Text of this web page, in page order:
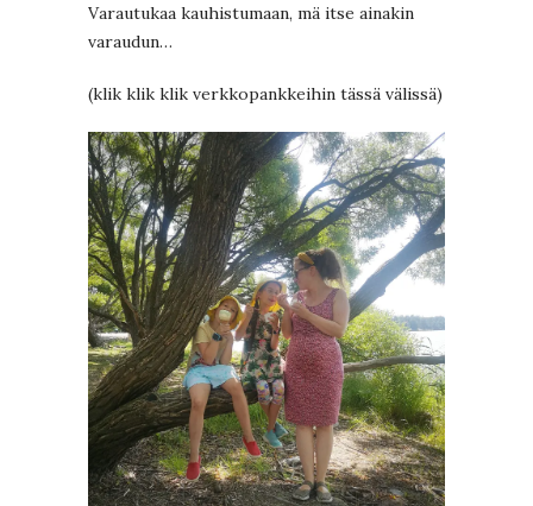
Varautukaa kauhistumaan, mä itse ainakin
varaudun…
(klik klik klik verkkopankkeihin tässä välissä)